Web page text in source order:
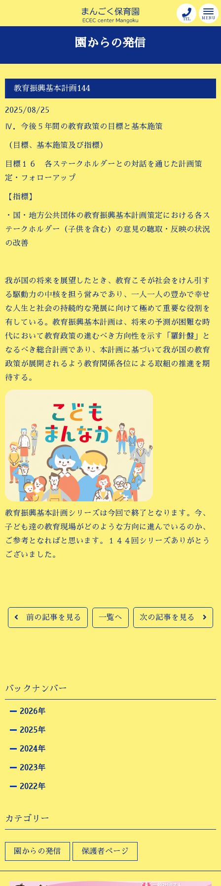
MENU
TEL
園からの発信
教育振興基本計画144
2025/08/25
Ⅳ．今後５年間の教育政策の目標と基本施策
（目標、基本施策及び指標）
目標１６ 各ステークホルダーとの対話を通じた計画策
定・フォローアップ
【指標】
・国・地方公共団体の教育振興基本計画策定における各ス
テークホルダー（子供を含む）の意見の聴取・反映の状況
の改善
我が国の将来を展望したとき、教育こそが社会をけん引す
る駆動力の中核を担う営みであり、一人一人の豊かで幸せ
な人生と社会の持続的な発展に向けて極めて重要な役割を
有している。教育振興基本計画は、将来の予測が困難な時
代において教育政策の進むべき方向性を示す「羅針盤」と
なるべき総合計画であり、本計画に基づいて我が国の教育
政策が展開されるよう教育関係各位による取組の推進を期
待する。
教育振興基本計画シリーズは今回で終了となります。今、
子ども達の教育現場がどのような方向に進んでいるのか、
ご参考となればと思います。１４４回シリーズありがとう
ございました。
前の記事を見る 一覧へ 次の記事を見る
バックナンバー
2026年
2025年
2024年
2023年
2022年
カテゴリー
園からの発信 保護者ページ